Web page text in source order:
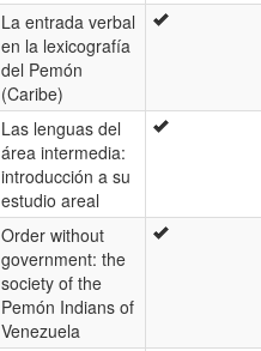
La entrada verbal
en la lexicografía
del Pemón
(Caribe)
Las lenguas del
área intermedia:
introducción a su
estudio areal
Order without
government: the
society of the
Pemón Indians of
Venezuela